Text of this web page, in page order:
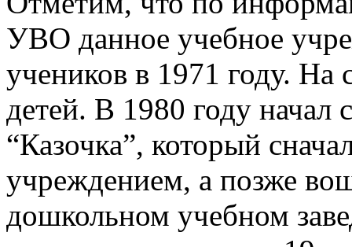
УВО данное учебное
учеников в 1971 году. На
детей. В 1980 году начал
“Казочка”, который
учреждением, а позже
дошкольном учебном